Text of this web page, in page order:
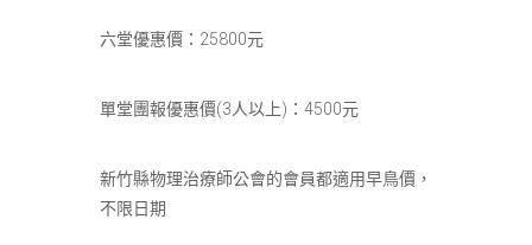
六堂優惠價：25800元
單堂團報優惠價(3人以上)：4500元
新竹縣物理治療師公會的會員都適用早鳥價，
不限日期